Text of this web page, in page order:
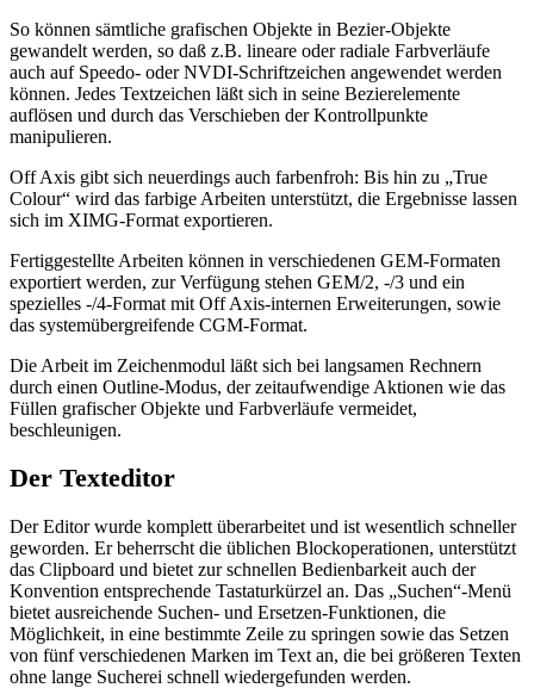
So können sämtliche grafischen Objekte in Bezier-Objekte
gewandelt werden, so daß z.B. lineare oder radiale Farbverläufe
auch auf Speedo- oder NVDI-Schriftzeichen angewendet werden
können. Jedes Textzeichen läßt sich in seine Bezierelemente
auflösen und durch das Verschieben der Kontrollpunkte
manipulieren.
Off Axis gibt sich neuerdings auch farbenfroh: Bis hin zu „True
Colour“ wird das farbige Arbeiten unterstützt, die Ergebnisse lassen
sich im XIMG-Format exportieren.
Fertiggestellte Arbeiten können in verschiedenen GEM-Formaten
exportiert werden, zur Verfügung stehen GEM/2, -/3 und ein
spezielles -/4-Format mit Off Axis-internen Erweiterungen, sowie
das systemübergreifende CGM-Format.
Die Arbeit im Zeichenmodul läßt sich bei langsamen Rechnern
durch einen Outline-Modus, der zeitaufwendige Aktionen wie das
Füllen grafischer Objekte und Farbverläufe vermeidet,
beschleunigen.
Der Texteditor
Der Editor wurde komplett überarbeitet und ist wesentlich schneller
geworden. Er beherrscht die üblichen Blockoperationen, unterstützt
das Clipboard und bietet zur schnellen Bedienbarkeit auch der
Konvention entsprechende Tastaturkürzel an. Das „Suchen“-Menü
bietet ausreichende Suchen- und Ersetzen-Funktionen, die
Möglichkeit, in eine bestimmte Zeile zu springen sowie das Setzen
von fünf verschiedenen Marken im Text an, die bei größeren Texten
ohne lange Sucherei schnell wiedergefunden werden.